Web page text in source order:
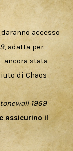
accesso
, adatta per
ancora stata
di Chaos
1969
assicurino il